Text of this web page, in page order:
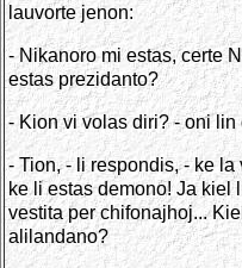
lauvorte jenon:
- Nikanoro mi estas, certe
estas prezidanto?
- Kion vi volas diri? - oni
- Tion, - li respondis, - ke
ke li estas demono! Ja kiel
vestita per chifonajhoj...
alilandano?